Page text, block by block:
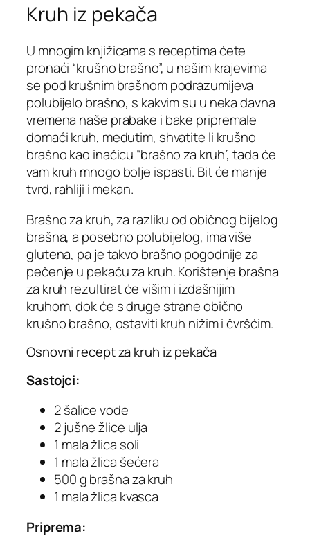
Kruh iz pekača
U mnogim knjižicama s receptima ćete
pronaći “krušno brašno”, u našim krajevima
se pod krušnim brašnom podrazumijeva
polubijelo brašno, s kakvim su u neka davna
vremena naše prabake i bake pripremale
domaći kruh, međutim, shvatite li krušno
brašno kao inačicu “brašno za kruh”, tada će
vam kruh mnogo bolje ispasti. Bit će manje
tvrd, rahliji i mekan.
Brašno za kruh, za razliku od običnog bijelog
brašna, a posebno polubijelog, ima više
glutena, pa je takvo brašno pogodnije za
pečenje u pekaču za kruh. Korištenje brašna
za kruh rezultirat će višim i izdašnijim
kruhom, dok će s druge strane obično
krušno brašno, ostaviti kruh nižim i čvršćim.
Osnovni recept za kruh iz pekača
Sastojci:
2 šalice vode
2 jušne žlice ulja
1 mala žlica soli
1 mala žlica šećera
500 g brašna za kruh
1 mala žlica kvasca
Priprema: